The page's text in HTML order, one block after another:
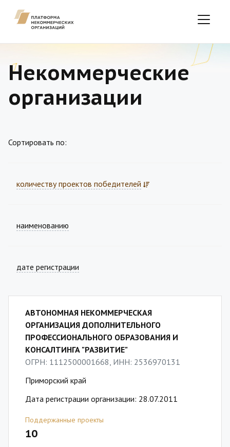
Некоммерческие
организации
Сортировать по:
количеству проектов победителей
наименованию
дате регистрации
АВТОНОМНАЯ НЕКОММЕРЧЕСКАЯ
ОРГАНИЗАЦИЯ ДОПОЛНИТЕЛЬНОГО
ПРОФЕССИОНАЛЬНОГО ОБРАЗОВАНИЯ И
КОНСАЛТИНГА "РАЗВИТИЕ"
ОГРН: 1112500001668, ИНН: 2536970131
Приморский край
Дата регистрации организации: 28.07.2011
Поддержанные проекты
10